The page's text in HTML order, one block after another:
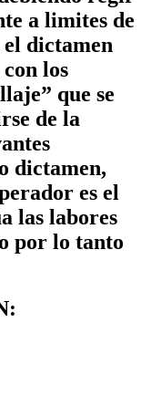
a limites de
dictamen
los
que se
de la
dictamen,
es el
las labores
por lo tanto